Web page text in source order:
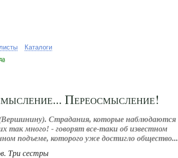
Каталоги
Переосмысление!
(Вершинину). Страдания, которые наблюдаются
так много! - говорят все-таки об известном
подъеме, которого уже достигло общество...
. Три сестры